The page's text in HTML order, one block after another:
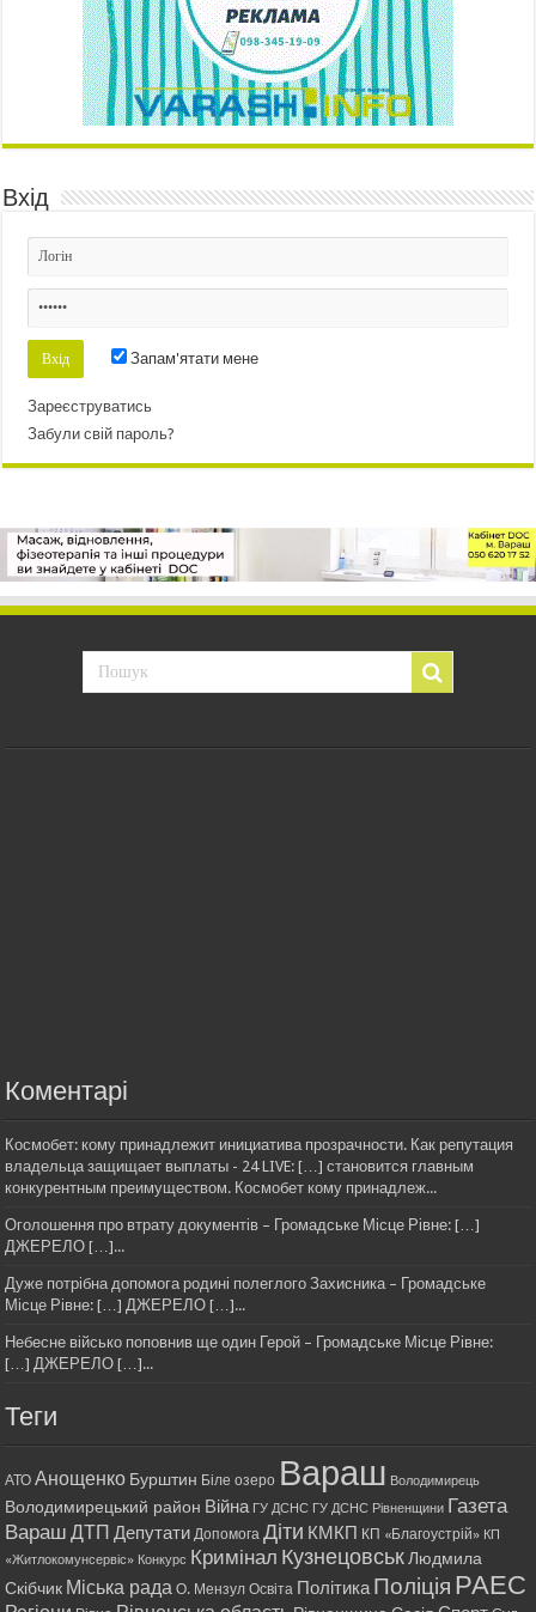
Вхід
Запам'ятати мене
Зареєструватись
Забули свій пароль?
Коментарі
Космобет: кому принадлежит инициатива прозрачности. Как репутация
владельца защищает выплаты - 24 LIVE: […] становится главным
конкурентным преимуществом. Космобет кому принадлеж...
Оголошення про втрату документів – Громадське Місце Рівне: […]
ДЖЕРЕЛО […]...
Дуже потрібна допомога родині полеглого Захисника – Громадське
Місце Рівне: […] ДЖЕРЕЛО […]...
Небесне військо поповнив ще один Герой – Громадське Місце Рівне:
[…] ДЖЕРЕЛО […]...
Теги
АТО Анощенко Бурштин Біле озеро Вараш Володимирець
Володимирецький район Війна ГУ ДСНС ГУ ДСНС Рівненщини Газета
Вараш ДТП Депутати Допомога Діти КМКП КП «Благоустрій» КП
«Житлокомунсервіс» Конкурс Кримінал Кузнецовськ Людмила
Скібчик Міська рада О. Мензул Освіта ПолітикаПоліція РАЕС